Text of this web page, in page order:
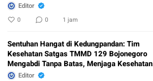
Editor
0 0 1 jam
Sentuhan Hangat di Kedungpandan: Tim
Kesehatan Satgas TMMD 129 Bojonegoro
Mengabdi Tanpa Batas, Menjaga Kesehatan
Warga
Editor